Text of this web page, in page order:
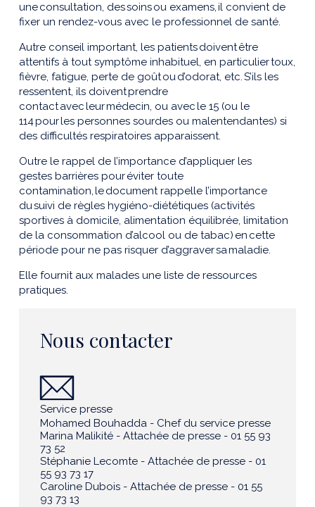
une consultation, des soins ou examens, il convient de
fixer un rendez-vous avec le professionnel de santé.
Autre conseil important, les patients doivent être
attentifs à tout symptôme inhabituel, en particulier toux,
fièvre, fatigue, perte de goût ou d’odorat, etc. S’ils les
ressentent, ils doivent prendre
contact avec leur médecin, ou avec le 15 (ou le
114 pour les personnes sourdes ou malentendantes) si
des difficultés respiratoires apparaissent.
Outre le rappel de l’importance d’appliquer les
gestes barrières pour éviter toute
contamination, le document rappelle l’importance
du suivi de règles hygiéno-diététiques (activités
sportives à domicile, alimentation équilibrée, limitation
de la consommation d’alcool ou de tabac) en cette
période pour ne pas risquer d’aggraver sa maladie.
Elle fournit aux malades une liste de ressources
pratiques.
Nous contacter
Service presse
Mohamed Bouhadda - Chef du service presse
Marina Malikité - Attachée de presse - 01 55 93
73 52
Stéphanie Lecomte - Attachée de presse - 01
55 93 73 17
Caroline Dubois - Attachée de presse - 01 55
93 73 13